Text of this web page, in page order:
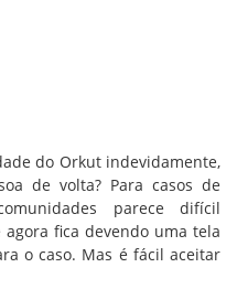
do Orkut indevidamente,
de volta? Para casos de
parece difícil
fica devendo uma tela
o caso. Mas é fácil aceitar